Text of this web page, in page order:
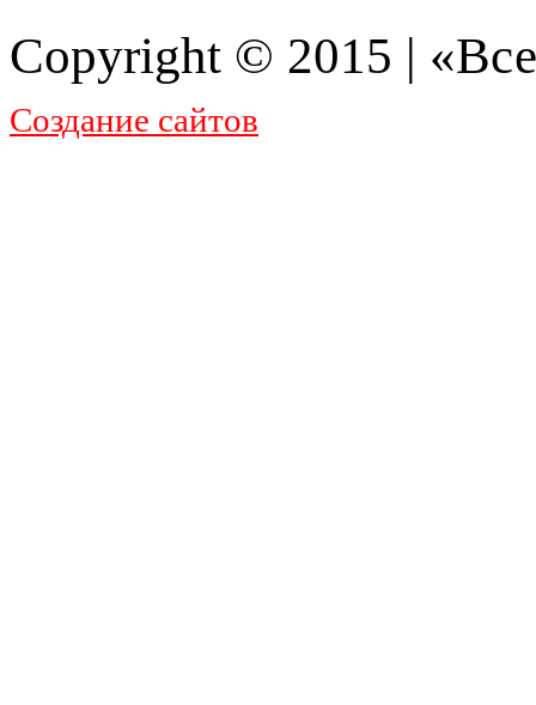
Copyright © 2015 |
Создание сайтов